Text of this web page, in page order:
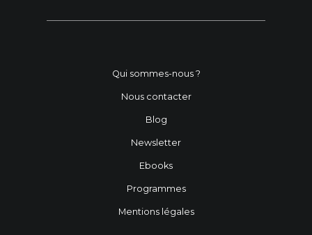
Qui sommes-nous ?
Nous contacter
Blog
Newsletter
Ebooks
Programmes
Mentions légales